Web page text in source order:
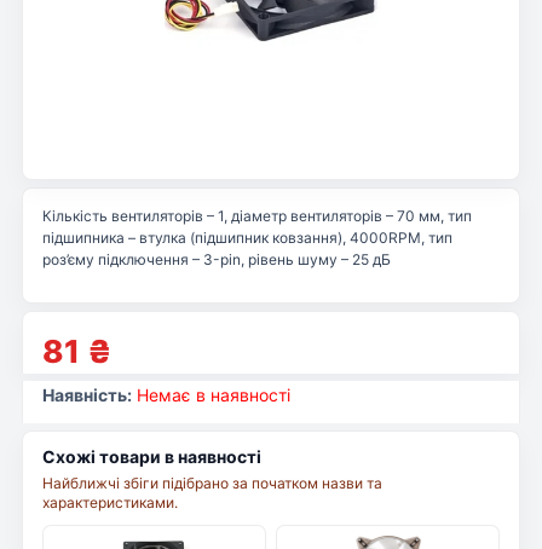
81 ₴
Кількість вентиляторів – 1, діаметр вентиляторів – 70 мм, тип
підшипника – втулка (підшипник ковзання), 4000RPM, тип
роз’єму підключення – 3-pin, рівень шуму – 25 дБ
Наявність: Немає в наявності
Схожі товари в наявності
Найближчі збіги підібрано за початком назви та
характеристиками.